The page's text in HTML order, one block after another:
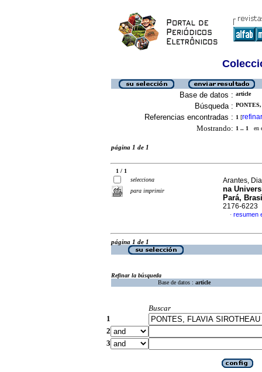
Base de datos : article
Búsqueda :
Referencias encontradas : 1 [refinar
Mostrando: 1 .. 1 en
página 1 de 1
1 / 1
selecciona
para imprimir
Arantes,
na
Pará,
2176-6223
· resumen
página 1 de 1
Refinar la búsqueda
Base de datos : article
Buscar
1
2
3